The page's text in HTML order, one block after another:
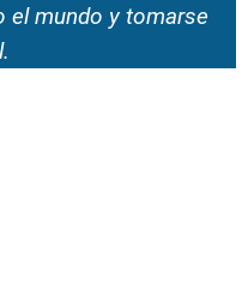
el mundo y tomarse